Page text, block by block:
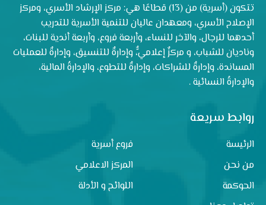
تتكون (أسرية) من (13) قطاعًا هي: مركز الإرشاد الأسري، ومركز
الإصلاح الأسري، ومعهدان عاليان للتنمية الأسرية للتدريب
أحدهما للرجال، والآخر للنساء، وأربعة فروع، وأربعة أندية للبنات،
وناديان للشباب، و مركزٌ إعلاميٌّ، وإدارةٌ للتنسيق، وإدارةٌ للعمليات
المساندة، وإدارةٌ للشراكات، وإدارةٌ للتطوع، والإدارةُ المالية،
والإدارةُ النسائية .
روابط سريعة
الرئيسة
فروع أسرية
من نحن
المركز الاعلامي
الحوكمة
اللوائح و الأدلة